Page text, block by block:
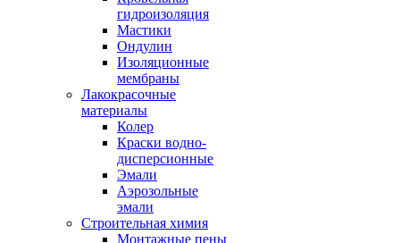
гидроизоляция
Мастики
Ондулин
Изоляционные
мембраны
Лакокрасочные
материалы
Колер
Краски водно-
дисперсионные
Эмали
Аэрозольные
эмали
Строительная химия
Монтажные пены